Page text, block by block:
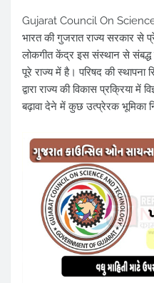
Gujarat Council On
भारत की गुजरात राज्य सरकार से
लोकगीत केंद्र इस संस्थान से
पूरे राज्य में है। परिषद की स्थापना
द्वारा राज्य की विकास प्रक्रिया में
बढ़ावा देने में कुछ उत्प्रेरक भूमिका